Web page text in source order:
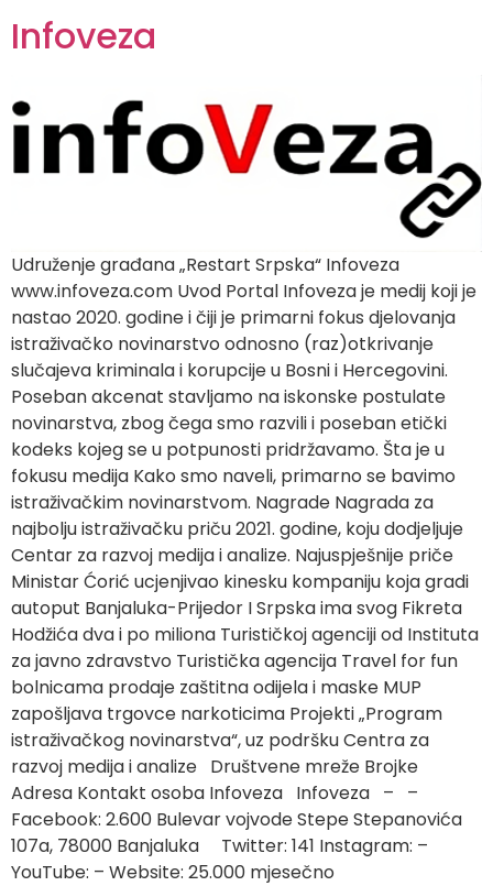
Infoveza
Udruženje građana „Restart Srpska“ Infoveza
www.infoveza.com Uvod Portal Infoveza je medij koji je
nastao 2020. godine i čiji je primarni fokus djelovanja
istraživačko novinarstvo odnosno (raz)otkrivanje
slučajeva kriminala i korupcije u Bosni i Hercegovini.
Poseban akcenat stavljamo na iskonske postulate
novinarstva, zbog čega smo razvili i poseban etički
kodeks kojeg se u potpunosti pridržavamo. Šta je u
fokusu medija Kako smo naveli, primarno se bavimo
istraživačkim novinarstvom. Nagrade Nagrada za
najbolju istraživačku priču 2021. godine, koju dodjeljuje
Centar za razvoj medija i analize. Najuspješnije priče
Ministar Ćorić ucjenjivao kinesku kompaniju koja gradi
autoput Banjaluka-Prijedor I Srpska ima svog Fikreta
Hodžića dva i po miliona Turističkoj agenciji od Instituta
za javno zdravstvo Turistička agencija Travel for fun
bolnicama prodaje zaštitna odijela i maske MUP
zapošljava trgovce narkoticima Projekti „Program
istraživačkog novinarstva“, uz podršku Centra za
razvoj medija i analize Društvene mreže Brojke
Adresa Kontakt osoba Infoveza Infoveza – –
Facebook: 2.600 Bulevar vojvode Stepe Stepanovića
107a, 78000 Banjaluka Twitter: 141 Instagram: –
YouTube: – Website: 25.000 mjesečno